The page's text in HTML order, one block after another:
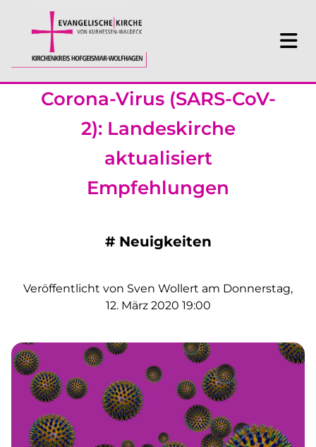
Corona-Virus (SARS-CoV-
2): Landeskirche
aktualisiert
Empfehlungen
# Neuigkeiten
Veröffentlicht von Sven Wollert am Donnerstag,
12. März 2020 19:00